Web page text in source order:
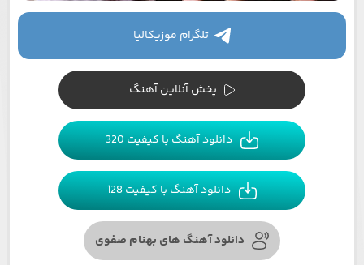
تلگرام موزیکالیا
پخش آنلاین آهنگ
دانلود آهنگ با کیفیت 320
دانلود آهنگ با کیفیت 128
دانلود آهنگ های بهنام صفوی